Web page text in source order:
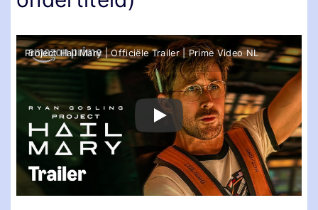
Project Hail Mary | Officiële Trailer | Prime Video NL